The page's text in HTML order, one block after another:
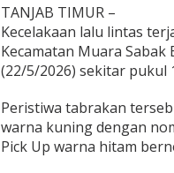
a
l
a
m
H
r
i
d
i
TANJAB TIMUR –
Kecelakaan lalu lintas
Kecamatan Muara
(22/5/2026) sekitar pukul
Peristiwa tabrakan
warna kuning dengan
Pick Up warna hitam